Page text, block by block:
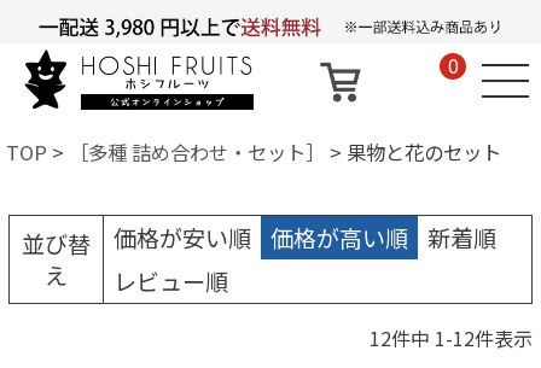
0
TOP ［多種 詰め合わせ・セット］ 果物と花のセット
並び替
え
価格が安い順 価格が高い順
新着順
レビュー順
12件中 1-12件表示